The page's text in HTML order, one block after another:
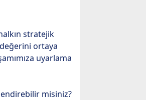
stratejik
ortaya
uyarlama
misiniz?